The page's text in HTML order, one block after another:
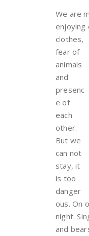
We are
enjoying
clothes,
fear of
animals
and
presenc
e of
each
other.
But we
can not
stay, it
is too
danger
ous. On
night.
and